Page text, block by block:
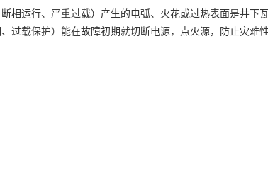
相运行、严重过载）产生的电弧、火花或过热表面是井下
过载保护）能在故障初期就切断电源，点火源，防止灾难